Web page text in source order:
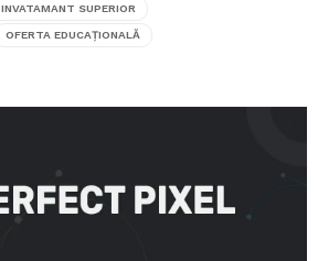
INVATAMANT SUPERIOR
OFERTA EDUCAŢIONALĂ